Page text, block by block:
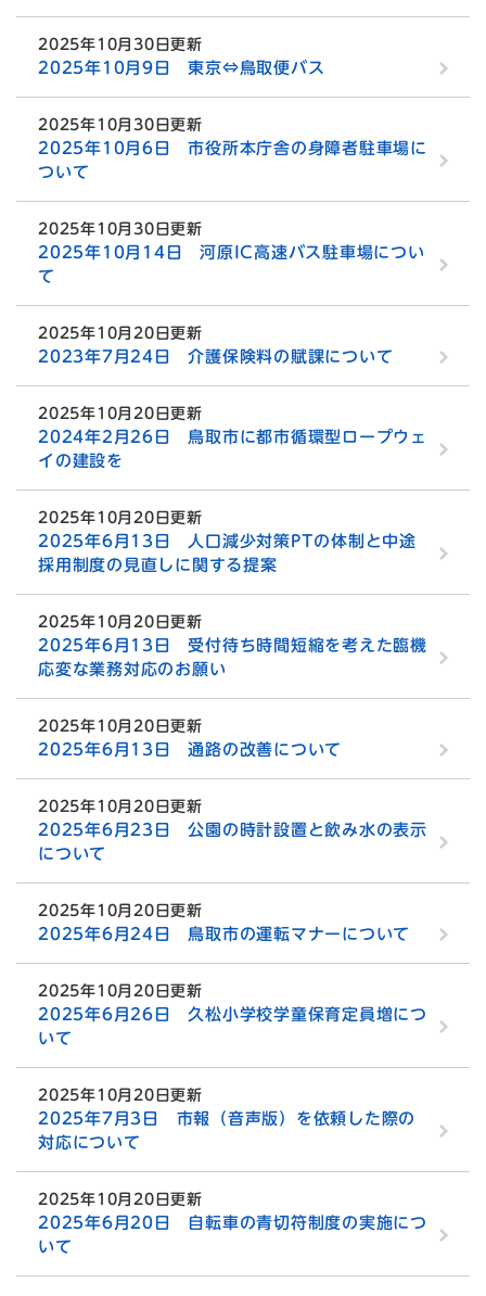
2025年10月30日更新
2025年10月9日 東京⇔鳥取便バス
2025年10月30日更新
2025年10月6日 市役所本庁舎の身障者駐車場に
ついて
2025年10月30日更新
2025年10月14日 河原IC高速バス駐車場につい
て
2025年10月20日更新
2023年7月24日 介護保険料の賦課について
2025年10月20日更新
2024年2月26日 鳥取市に都市循環型ロープウェ
イの建設を
2025年10月20日更新
2025年6月13日 人口減少対策PTの体制と中途
採用制度の見直しに関する提案
2025年10月20日更新
2025年6月13日 受付待ち時間短縮を考えた臨機
応変な業務対応のお願い
2025年10月20日更新
2025年6月13日 通路の改善について
2025年10月20日更新
2025年6月23日 公園の時計設置と飲み水の表示
について
2025年10月20日更新
2025年6月24日 鳥取市の運転マナーについて
2025年10月20日更新
2025年6月26日 久松小学校学童保育定員増につ
いて
2025年10月20日更新
2025年7月3日 市報（音声版）を依頼した際の
対応について
2025年10月20日更新
2025年6月20日 自転車の青切符制度の実施につ
いて